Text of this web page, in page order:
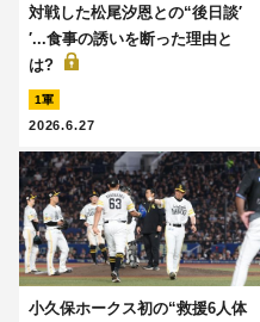
対戦した松尾汐恩との“後日談′
′...食事の誘いを断った理由と
は?
1軍
2026.6.27
小久保ホークス初の“救援6人体